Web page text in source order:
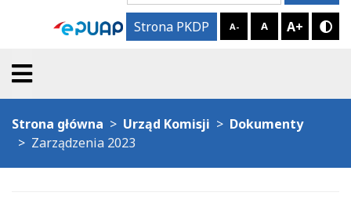
Strona PKDP A- A A+
Strona główna Urząd Komisji
Dokumenty
Zarządzenia 2023